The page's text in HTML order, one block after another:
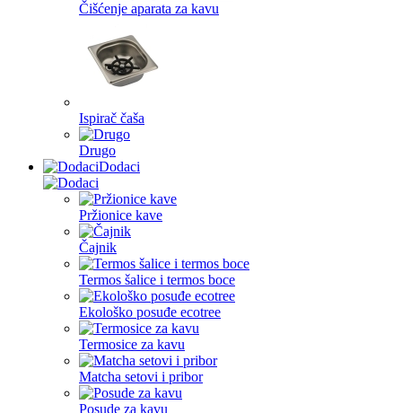
Čišćenje aparata za kavu
Ispirač čaša
Drugo
Dodaci
Pržionice kave
Čajnik
Termos šalice i termos boce
Ekološko posuđe ecotree
Termosice za kavu
Matcha setovi i pribor
Posude za kavu